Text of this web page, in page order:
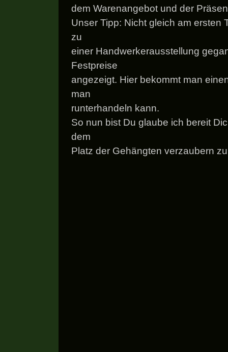
dem Warenangebot und der
Unser Tipp: Nicht gleich am ersten
zu
einer Handwerkerausstellung
Festpreise
angezeigt. Hier bekommt man
man
runterhandeln kann.
So nun bist Du glaube ich bereit
dem
Platz der Gehängten verzaubern